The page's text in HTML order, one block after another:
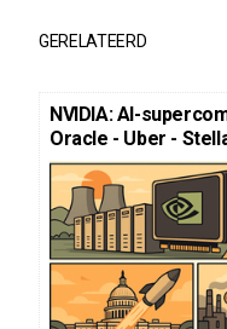
GERELATEERD
NVIDIA: AI-
Oracle - Uber -